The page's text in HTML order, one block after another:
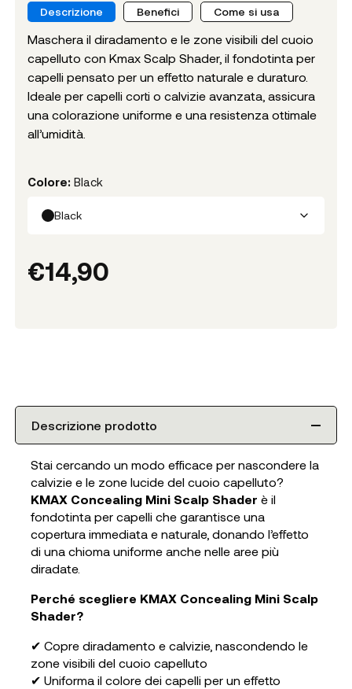
Descrizione Benefici Come si usa
Maschera il diradamento e le zone visibili del cuoio
capelluto con Kmax Scalp Shader, il fondotinta per
capelli pensato per un effetto naturale e duraturo.
Ideale per capelli corti o calvizie avanzata, assicura
una colorazione uniforme e una resistenza ottimale
all’umidità.
Colore: Black
Black
€14,90
Descrizione prodotto
Stai cercando un modo efficace per nascondere la
calvizie e le zone lucide del cuoio capelluto?
KMAX Concealing Mini Scalp Shader è il
fondotinta per capelli che garantisce una
copertura immediata e naturale, donando l’effetto
di una chioma uniforme anche nelle aree più
diradate.
Perché scegliere KMAX Concealing Mini Scalp
Shader?
✔ Copre diradamento e calvizie, nascondendo le
zone visibili del cuoio capelluto
✔ Uniforma il colore dei capelli per un effetto